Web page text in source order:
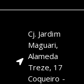
Cj. Jardim
Maguari,
Alameda
Treze, 17
Coqueiro -